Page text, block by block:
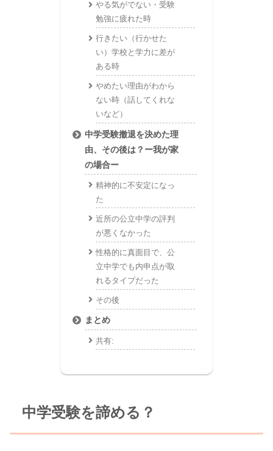
やる気がでない・受験
勉強に疲れた時
行きたい（行かせた
い）学校と学力に差が
ある時
やめたい理由がわから
ない時（話してくれな
いなど）
中学受験撤退を決めた理
由、その後は？ー我が家
の場合ー
精神的に不安定になっ
た
近所の公立中学の評判
が悪くなかった
性格的に真面目で、公
立中学でも内申点が取
れるタイプだった
その後
まとめ
共有:
中学受験を諦める？